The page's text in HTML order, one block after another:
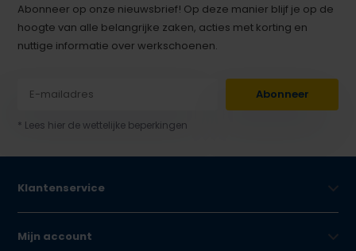
Abonneer op onze nieuwsbrief! Op deze manier blijf je op de
hoogte van alle belangrijke zaken, acties met korting en
nuttige informatie over werkschoenen.
Abonneer
* Lees hier de wettelijke beperkingen
Klantenservice
Mijn account